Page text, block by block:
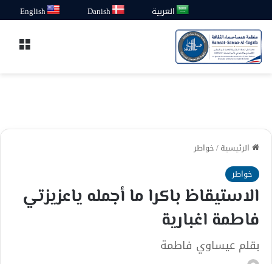
العربية Danish
English
الرئيسية/خواطر
خواطر
الاستيقاظ باكرا ما أجمله ياعزيزتي
فاطمة اغبارية
بقلم عيساوي فاطمة